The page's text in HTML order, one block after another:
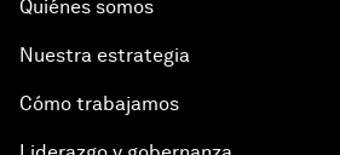
Quiénes somos
Nuestra estrategia
Cómo trabajamos